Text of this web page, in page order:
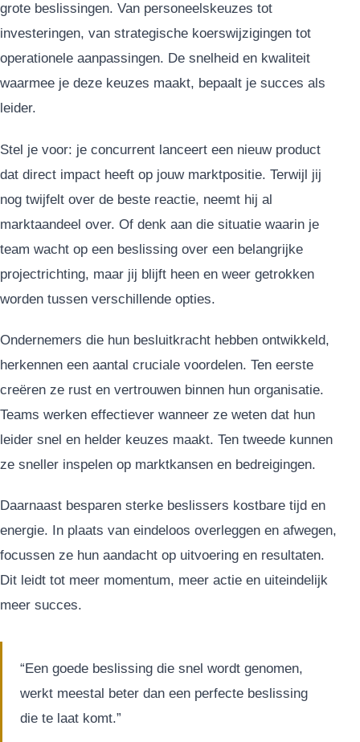
grote beslissingen. Van personeelskeuzes tot
investeringen, van strategische koerswijzigingen tot
operationele aanpassingen. De snelheid en kwaliteit
waarmee je deze keuzes maakt, bepaalt je succes als
leider.
Stel je voor: je concurrent lanceert een nieuw product
dat direct impact heeft op jouw marktpositie. Terwijl jij
nog twijfelt over de beste reactie, neemt hij al
marktaandeel over. Of denk aan die situatie waarin je
team wacht op een beslissing over een belangrijke
projectrichting, maar jij blijft heen en weer getrokken
worden tussen verschillende opties.
Ondernemers die hun besluitkracht hebben ontwikkeld,
herkennen een aantal cruciale voordelen. Ten eerste
creëren ze rust en vertrouwen binnen hun organisatie.
Teams werken effectiever wanneer ze weten dat hun
leider snel en helder keuzes maakt. Ten tweede kunnen
ze sneller inspelen op marktkansen en bedreigingen.
Daarnaast besparen sterke beslissers kostbare tijd en
energie. In plaats van eindeloos overleggen en afwegen,
focussen ze hun aandacht op uitvoering en resultaten.
Dit leidt tot meer momentum, meer actie en uiteindelijk
meer succes.
“Een goede beslissing die snel wordt genomen,
werkt meestal beter dan een perfecte beslissing
die te laat komt.”